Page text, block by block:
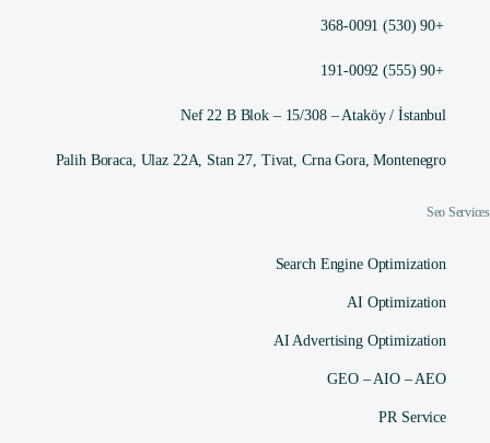
+90 (530) 368-0091
+90 (555) 191-0092
Nef 22 B Blok – 15/308 – Ataköy / İstanbul
Palih Boraca, Ulaz 22A, Stan 27, Tivat, Crna Gora, Montenegro
Seo Services
Search Engine Optimization
AI Optimization
AI Advertising Optimization
GEO – AIO – AEO
PR Service